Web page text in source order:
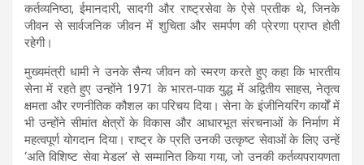
कर्तव्यनिष्ठा, ईमानदारी, सादगी और राष्ट्रसेवा के ऐसे प्रतीक थे, जिनके
जीवन से सार्वजनिक जीवन में शुचिता और समर्पण की प्रेरणा प्राप्त होती
रहेगी।
मुख्यमंत्री धामी ने उनके सैन्य जीवन को स्मरण करते हुए कहा कि भारतीय
सेना में रहते हुए उन्होंने 1971 के भारत-पाक युद्ध में अद्वितीय साहस, नेतृत्व
क्षमता और रणनीतिक कौशल का परिचय दिया। सेना के इंजीनियरिंग कार्यों में
भी उन्होंने सीमांत क्षेत्रों के विकास और आधारभूत संरचनाओं के निर्माण में
महत्वपूर्ण योगदान दिया। राष्ट्र के प्रति उनकी उत्कृष्ट सेवाओं के लिए उन्हें
‘अति विशिष्ट सेवा मेडल’ से सम्मानित किया गया, जो उनकी कर्तव्यपरायणता